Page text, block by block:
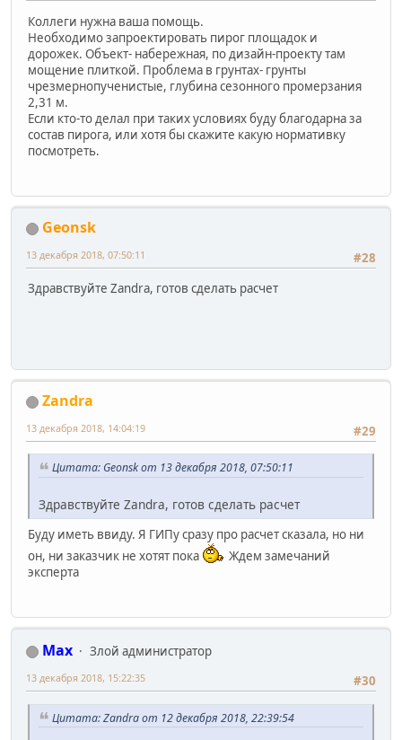
Коллеги нужна ваша помощь.
Необходимо запроектировать пирог площадок и
дорожек. Объект- набережная, по дизайн-проекту там
мощение плиткой. Проблема в грунтах- грунты
чрезмернопученистые, глубина сезонного промерзания
2,31 м.
Если кто-то делал при таких условиях буду благодарна за
состав пирога, или хотя бы скажите какую нормативку
посмотреть.
Geonsk
#28
13 декабря 2018, 07:50:11
Здравствуйте Zandra, готов сделать расчет
Zandra
#29
13 декабря 2018, 14:04:19
Цитата: Geonsk от 13 декабря 2018, 07:50:11
Здравствуйте Zandra, готов сделать расчет
Буду иметь ввиду. Я ГИПу сразу про расчет сказала, но ни
он, ни заказчик не хотят пока
Ждем замечаний
эксперта
Max
Злой администратор
#30
13 декабря 2018, 15:22:35
Цитата: Zandra от 12 декабря 2018, 22:39:54